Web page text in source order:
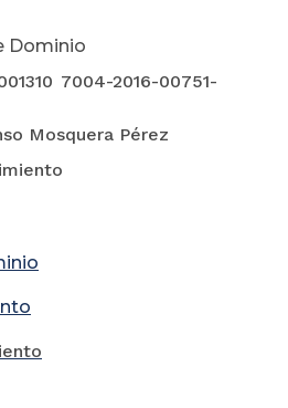
Dominio
7004-2016-00751-
Mosquera Pérez
Conocimiento